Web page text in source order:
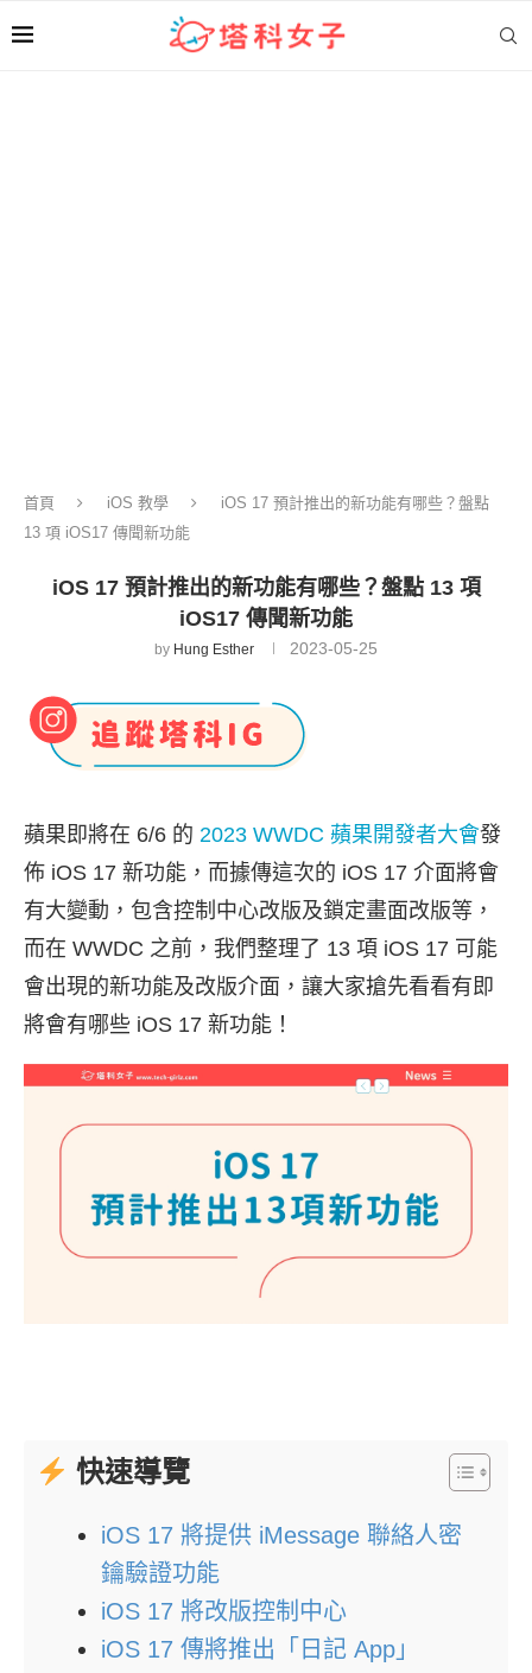
首頁 iOS 教學
iOS 17 預計推出的新功能有哪些？盤點
13 項 iOS17 傳聞新功能
iOS 17 預計推出的新功能有哪些？盤點 13 項
iOS17 傳聞新功能
by Hung Esther 2023-05-25
蘋果即將在 6/6 的 2023 WWDC 蘋果開發者大會發
佈 iOS 17 新功能，而據傳這次的 iOS 17 介面將會
有大變動，包含控制中心改版及鎖定畫面改版等，
而在 WWDC 之前，我們整理了 13 項 iOS 17 可能
會出現的新功能及改版介面，讓大家搶先看看有即
將會有哪些 iOS 17 新功能！
快速導覽
iOS 17 將提供 iMessage 聯絡人密
鑰驗證功能
iOS 17 將改版控制中心
iOS 17 傳將推出「日記 App」